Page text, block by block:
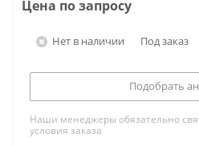
Цена по запросу
Нет в наличии Под заказ
Подобрать
Наши менеджеры обязательно
условия заказа